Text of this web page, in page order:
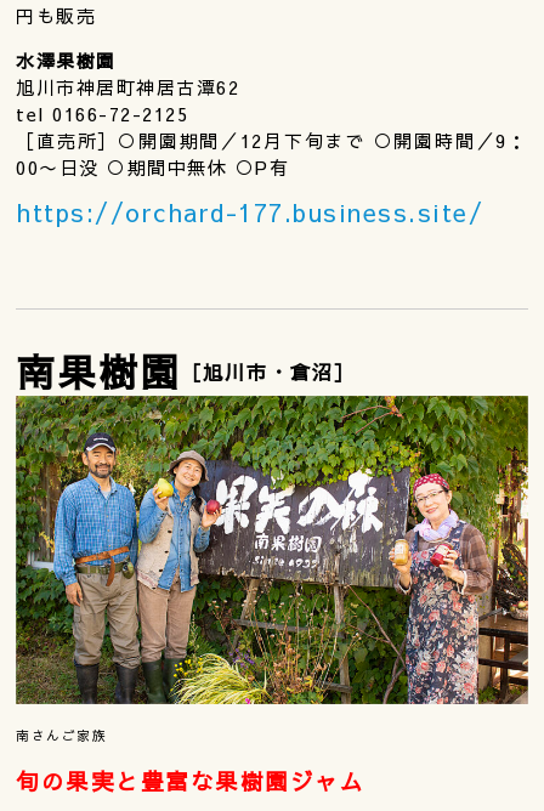
円も販売
水澤果樹園
旭川市神居町神居古潭62
tel 0166-72-2125
［直売所］○開園期間／12月下旬まで ○開園時間／9：
00〜日没 ○期間中無休 ○P有
https://orchard-177.business.site/
南果樹園 ［旭川市・倉沼］
南さんご家族
旬の果実と豊富な果樹園ジャム